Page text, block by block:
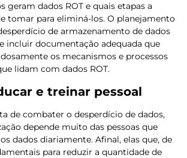
geram dados ROT e quais etapas a
tomar para eliminá-los. O planejamento
de armazenamento de dados
incluir documentação adequada que
os mecanismos e processos
lidam com dados ROT.
e treinar pessoal
de combater o desperdício de dados,
depende muito das pessoas que
dados diariamente. Afinal, elas que, de
para reduzir a quantidade de